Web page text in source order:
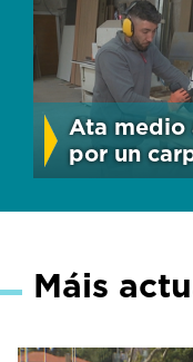
Ata medio
por un
Máis